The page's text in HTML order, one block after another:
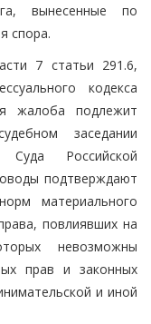
вынесенные по
спора.
7 статьи 291.6,
кодекса
жалоба подлежит
заседании
Суда Российской
подтверждают
материального
повлиявших на
невозможны
прав и законных
и иной